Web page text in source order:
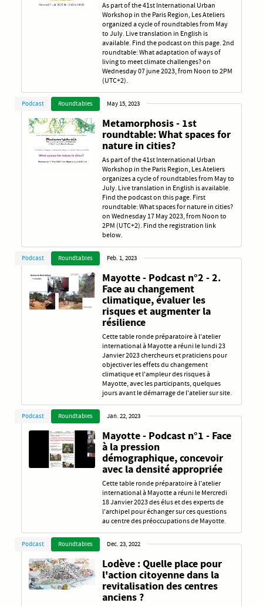
As part of the 41st International Urban
Workshop in the Paris Region, Les Ateliers
organized a cycle of roundtables from May
to July. Live translation in English is
available. Find the podcast on this page. 2nd
roundtable: What adaptation of ways of
living to meet climate challenges? on
Wednesday 07 june 2023, from Noon to 2PM
(UTC+2).
Podcast Roundtables May 15, 2023
Metamorphosis - 1st
roundtable: What spaces for
nature in cities?
As part of the 41st International Urban
Workshop in the Paris Region, Les Ateliers
organizes a cycle of roundtables from May to
July. Live translation in English is available.
Find the podcast on this page. First
roundtable: What spaces for nature in cities?
on Wednesday 17 May 2023, from Noon to
2PM (UTC+2). Find the registration link
below.
Podcast Roundtables Feb. 1, 2023
Mayotte - Podcast n°2 - 2.
Face au changement
climatique, évaluer les
risques et augmenter la
résilience
Cette table ronde préparatoire à l'atelier
international à Mayotte a réuni le lundi 23
Janvier 2023 chercheurs et praticiens pour
objectiver les effets du changement
climatique et l'ampleur des risques à
Mayotte, avec les participants, quelques
jours avant le démarrage de l'atelier sur site.
Podcast Roundtables Jan. 22, 2023
Mayotte - Podcast n°1 - Face
à la pression
démographique, concevoir
avec la densité appropriée
Cette table ronde préparatoire à l'atelier
international à Mayotte a réuni le Mercredi
18 Janvier 2023 des élus et des experts de
l'archipel pour échanger sur ces questions
au centre des préoccupations de Mayotte.
Podcast Roundtables Dec. 23, 2022
Lodève : Quelle place pour
l'action citoyenne dans la
revitalisation des centres
anciens ?